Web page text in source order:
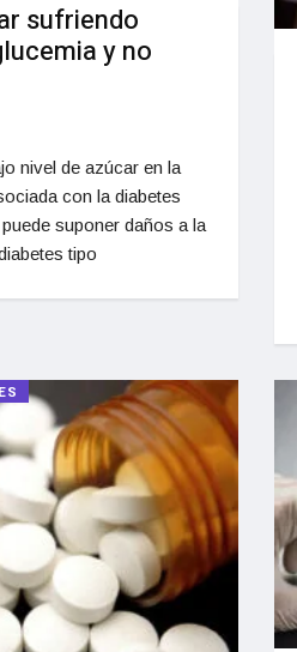
sufriendo
y no
nivel de azúcar en la
con la diabetes
suponer daños a la
tipo